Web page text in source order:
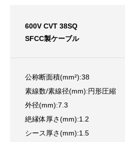
600V CVT 38SQ
SFCC製ケーブル
公称断面積(mm²):38
素線数/素線径(mm):円形圧縮
外径(mm):7.3
絶縁体厚さ(mm):1.2
シース厚さ(mm):1.5